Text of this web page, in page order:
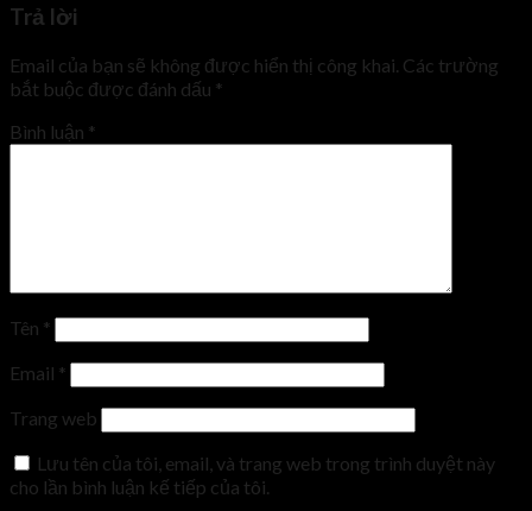
Trả lời
Email của bạn sẽ không được hiển thị công khai. Các trường
bắt buộc được đánh dấu *
Bình luận *
Tên *
Email *
Trang web
Lưu tên của tôi, email, và trang web trong trình duyệt này
cho lần bình luận kế tiếp của tôi.